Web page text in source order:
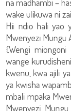
wake ulikuwa ni
Hii ndio hali yao
Mwenyezi Mungu
{Wengi
wange
kwenu, kwa ajili
ya kwisha
mbali mpaka
Mwenyezi